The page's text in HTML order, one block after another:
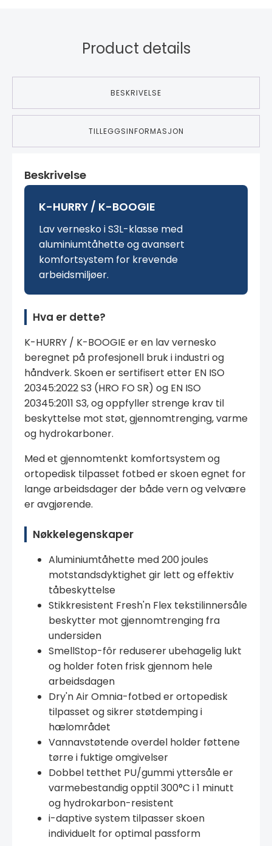
Product details
BESKRIVELSE
TILLEGGSINFORMASJON
Beskrivelse
K-HURRY / K-BOOGIE
Lav vernesko i S3L-klasse med
aluminiumtåhette og avansert
komfortsystem for krevende
arbeidsmiljøer.
Hva er dette?
K-HURRY / K-BOOGIE er en lav vernesko
beregnet på profesjonell bruk i industri og
håndverk. Skoen er sertifisert etter EN ISO
20345:2022 S3 (HRO FO SR) og EN ISO
20345:2011 S3, og oppfyller strenge krav til
beskyttelse mot støt, gjennomtrenging, varme
og hydrokarboner.
Med et gjennomtenkt komfortsystem og
ortopedisk tilpasset fotbed er skoen egnet for
lange arbeidsdager der både vern og velvære
er avgjørende.
Nøkkelegenskaper
Aluminiumtåhette med 200 joules
motstandsdyktighet gir lett og effektiv
tåbeskyttelse
Stikkresistent Fresh'n Flex tekstilinnersåle
beskytter mot gjennomtrenging fra
undersiden
SmellStop-fôr reduserer ubehagelig lukt
og holder foten frisk gjennom hele
arbeidsdagen
Dry'n Air Omnia-fotbed er ortopedisk
tilpasset og sikrer støtdemping i
hælområdet
Vannavstøtende overdel holder føttene
tørre i fuktige omgivelser
Dobbel tetthet PU/gummi yttersåle er
varmebestandig opptil 300°C i 1 minutt
og hydrokarbon-resistent
i-daptive system tilpasser skoen
individuelt for optimal passform